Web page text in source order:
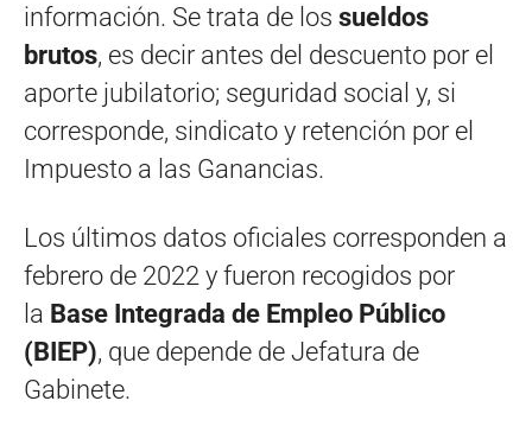
información. Se trata de los sueldos
brutos, es decir antes del descuento por el
aporte jubilatorio; seguridad social y, si
corresponde, sindicato y retención por el
Impuesto a las Ganancias.
Los últimos datos oficiales corresponden a
febrero de 2022 y fueron recogidos por
la Base Integrada de Empleo Público
(BIEP), que depende de Jefatura de
Gabinete.